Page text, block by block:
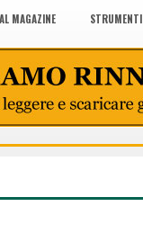
MAGAZINE STRUMENTI